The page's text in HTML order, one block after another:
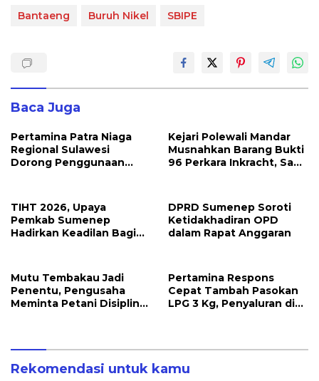
Bantaeng Buruh Nikel SBIPE
Baca Juga
Pertamina Patra Niaga
Regional Sulawesi
Dorong Penggunaan
Energi Irigasi
Kejari Polewali Mandar
Musnahkan Barang Bukti
96 Perkara Inkracht, Sabu
TIHT 2026, Upaya
Pemkab Sumenep
Hadirkan Keadilan Bagi
DPRD Sumenep Soroti
Ketidakhadiran OPD
dalam Rapat Anggaran
Mutu Tembakau Jadi
Penentu, Pengusaha
Meminta Petani Disiplin
Pertamina Respons
Cepat Tambah Pasokan
LPG 3 Kg, Penyaluran di
Rekomendasi untuk kamu